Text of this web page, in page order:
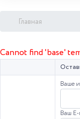
Главная
Cannot find 'base'
Ваше
Ваш